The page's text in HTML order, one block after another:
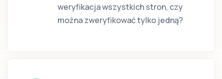
weryfikacja wszystkich stron, czy
można zweryfikować tylko jedną?